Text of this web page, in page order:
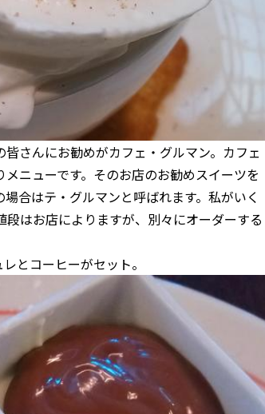
さんにお勧めがカフェ・グルマン。カフェ
ニューです。そのお店のお勧めスイーツを
合はテ・グルマンと呼ばれます。私がいく
はお店によりますが、別々にオーダーする
とコーヒーがセット。